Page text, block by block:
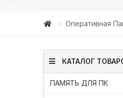
Оперативная
КАТАЛОГ
ПАМЯТЬ ДЛЯ ПК